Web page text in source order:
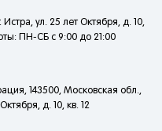
Истра, ул. 25 лет Октября, д. 10,
ПН-СБ с 9:00 до 21:00
143500, Московская обл.,
д. 10, кв. 12